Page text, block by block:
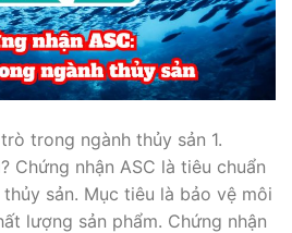
trong ngành thủy sản 1.
Chứng nhận ASC là tiêu chuẩn
sản. Mục tiêu là bảo vệ môi
lượng sản phẩm. Chứng nhận